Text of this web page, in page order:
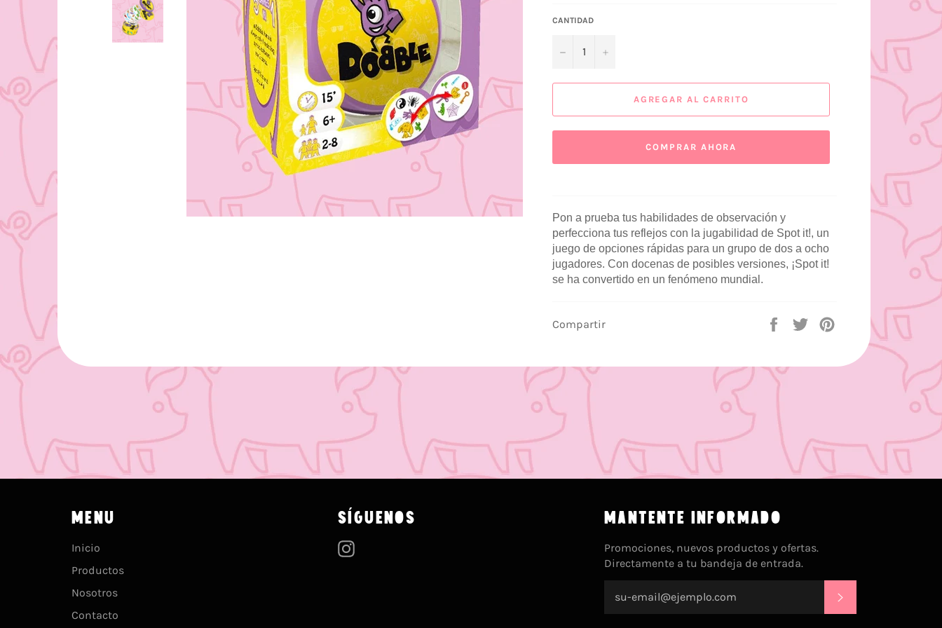
CANTIDAD
− +
AGREGAR AL CARRITO
COMPRAR AHORA
Pon a prueba tus habilidades de observación y
perfecciona tus reflejos con la jugabilidad de Spot it!, un
juego de opciones rápidas para un grupo de dos a ocho
jugadores. Con docenas de posibles versiones, ¡Spot it!
se ha convertido en un fenómeno mundial.
Compartir
Compartir
Tuitear
Pinterest
MENU
Inicio
Productos
Nosotros
Contacto
SÍGUENOS MANTENTE INFORMADO
Promociones, nuevos productos y ofertas.
Directamente a tu bandeja de entrada.